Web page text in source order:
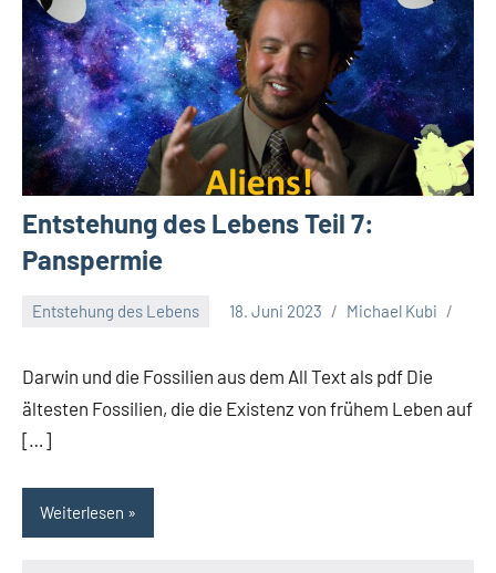
Entstehung des Lebens Teil 7:
Panspermie
Entstehung des Lebens 18. Juni 2023 Michael Kubi
Darwin und die Fossilien aus dem All Text als pdf Die
ältesten Fossilien, die die Existenz von frühem Leben auf
[…]
Weiterlesen